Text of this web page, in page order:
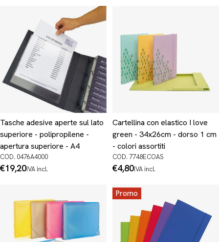
Tasche adesive aperte sul lato
superiore - polipropilene -
apertura superiore - A4
COD. 0476A4000
Prezzo
€19,20IVA incl.
Cartellina con elastico I love
green - 34x26cm - dorso 1 cm
- colori assortiti
COD. 7748ECOAS
Prezzo
€4,80IVA incl.
Promo